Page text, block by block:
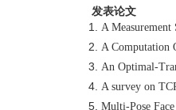
发表论文
1. A
2. A Computation
3. An Optimal-
4. A survey on
5. Multi-Pose